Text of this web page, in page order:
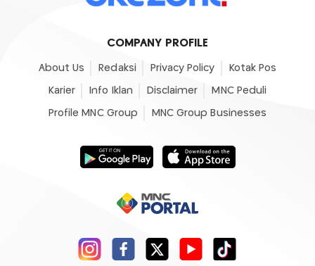
COMPANY PROFILE
About Us Redaksi Privacy Policy Kotak Pos
Karier Info Iklan Disclaimer MNC Peduli
Profile MNC Group MNC Group Businesses